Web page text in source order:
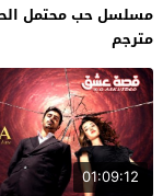
مترجم
01:09:12